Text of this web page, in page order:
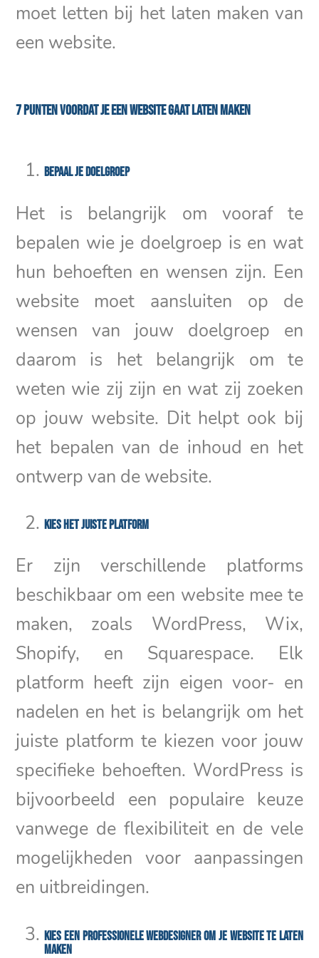
moet letten bij het laten maken van
een website.
7 punten voordat je een Website gaat laten maken
Bepaal je doelgroep
Het is belangrijk om vooraf te
bepalen wie je doelgroep is en wat
hun behoeften en wensen zijn. Een
website moet aansluiten op de
wensen van jouw doelgroep en
daarom is het belangrijk om te
weten wie zij zijn en wat zij zoeken
op jouw website. Dit helpt ook bij
het bepalen van de inhoud en het
ontwerp van de website.
Kies het juiste platform
Er zijn verschillende platforms
beschikbaar om een website mee te
maken, zoals WordPress, Wix,
Shopify, en Squarespace. Elk
platform heeft zijn eigen voor- en
nadelen en het is belangrijk om het
juiste platform te kiezen voor jouw
specifieke behoeften. WordPress is
bijvoorbeeld een populaire keuze
vanwege de flexibiliteit en de vele
mogelijkheden voor aanpassingen
en uitbreidingen.
Kies een professionele webdesigner om je website te laten
maken